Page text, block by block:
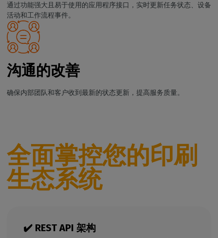
通过功能强大且易于使用的应用程序接口，实时更新任务状态、设备
活动和工作流程事件。
沟通的改善
确保内部团队和客户收到最新的状态更新，提高服务质量。
全面掌控您的印刷
生态系统
✔️ REST API 架构